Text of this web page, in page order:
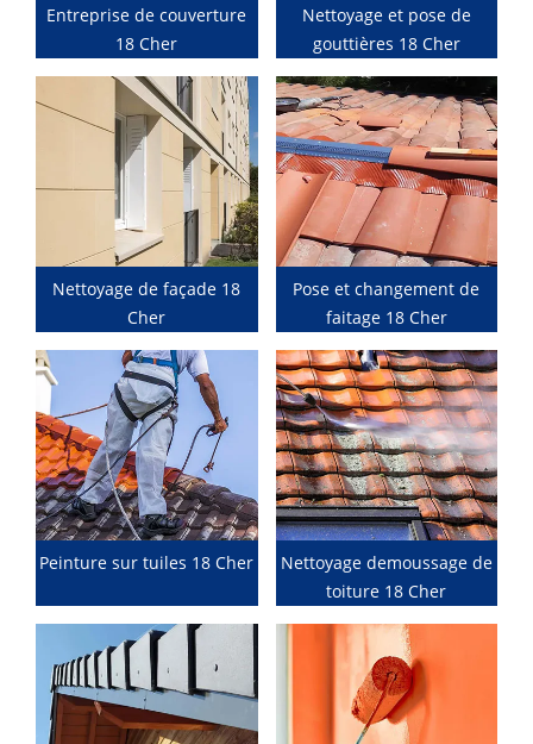
Entreprise de couverture
18 Cher
Nettoyage et pose de
gouttières 18 Cher
Nettoyage de façade 18
Cher
Pose et changement de
faitage 18 Cher
Peinture sur tuiles 18 Cher
Nettoyage demoussage de
toiture 18 Cher